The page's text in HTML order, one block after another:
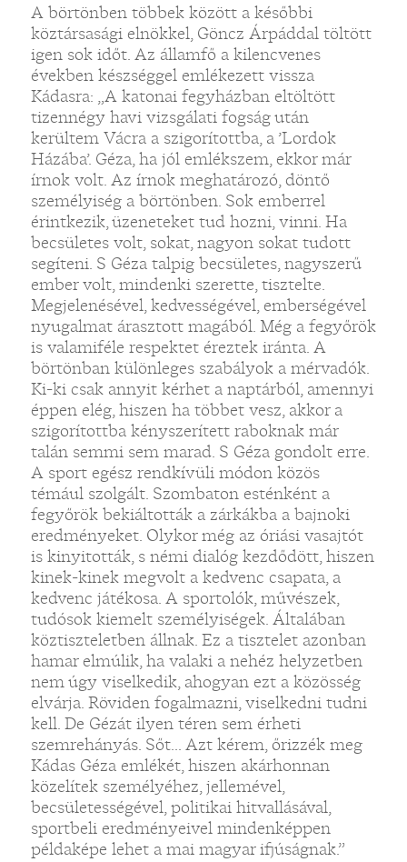
A börtönben többek között a későbbi
köztársasági elnökkel, Göncz Árpáddal töltött
igen sok időt. Az államfő a kilencvenes
években készséggel emlékezett vissza
Kádasra: „A katonai fegyházban eltöltött
tizennégy havi vizsgálati fogság után
kerültem Vácra a szigorítottba, a ’Lordok
Házába’. Géza, ha jól emlékszem, ekkor már
írnok volt. Az írnok meghatározó, döntő
személyiség a börtönben. Sok emberrel
érintkezik, üzeneteket tud hozni, vinni. Ha
becsületes volt, sokat, nagyon sokat tudott
segíteni. S Géza talpig becsületes, nagyszerű
ember volt, mindenki szerette, tisztelte.
Megjelenésével, kedvességével, emberségével
nyugalmat árasztott magából. Még a fegyőrök
is valamiféle respektet éreztek iránta. A
börtönban különleges szabályok a mérvadók.
Ki-ki csak annyit kérhet a naptárból, amennyi
éppen elég, hiszen ha többet vesz, akkor a
szigorítottba kényszerített raboknak már
talán semmi sem marad. S Géza gondolt erre.
A sport egész rendkívüli módon közös
témául szolgált. Szombaton esténként a
fegyőrök bekiáltották a zárkákba a bajnoki
eredményeket. Olykor még az óriási vasajtót
is kinyitották, s némi dialóg kezdődött, hiszen
kinek-kinek megvolt a kedvenc csapata, a
kedvenc játékosa. A sportolók, művészek,
tudósok kiemelt személyiségek. Általában
köztiszteletben állnak. Ez a tisztelet azonban
hamar elmúlik, ha valaki a nehéz helyzetben
nem úgy viselkedik, ahogyan ezt a közösség
elvárja. Röviden fogalmazni, viselkedni tudni
kell. De Gézát ilyen téren sem érheti
szemrehányás. Sőt... Azt kérem, őrizzék meg
Kádas Géza emlékét, hiszen akárhonnan
közelítek személyéhez, jellemével,
becsületességével, politikai hitvallásával,
sportbeli eredményeivel mindenképpen
példaképe lehet a mai magyar ifjúságnak.”